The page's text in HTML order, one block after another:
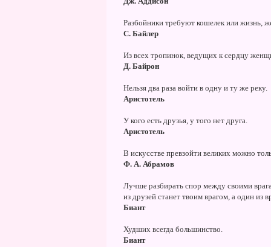
Разбойники требуют кошелек или жизнь,
С. Байлер
Из всех тропинок, ведущих к сердцу
Д. Байрон
Нельзя два раза войти в одну и ту же реку.
Аристотель
У кого есть друзья, у того нет друга.
Аристотель
В искусстве превзойти великих можно
Ф. А. Абрамов
Лучше разбирать спор между своими
из друзей станет твоим врагом, а один из
Биант
Худших всегда большинство.
Биант